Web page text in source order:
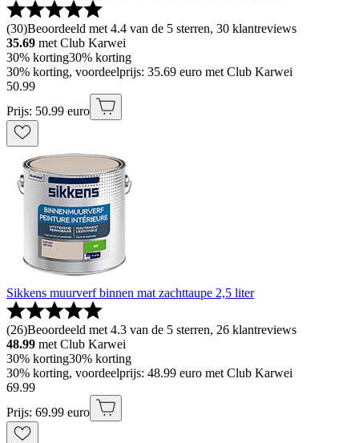
(30)Beoordeeld met 4.4 van de 5 sterren, 30 klantreviews
35.69 met Club Karwei
30% korting30% korting
30% korting, voordeelprijs: 35.69 euro met Club Karwei
50.99
Prijs: 50.99 euro
Sikkens muurverf binnen mat zachttaupe 2,5 liter
(26)Beoordeeld met 4.3 van de 5 sterren, 26 klantreviews
48.99 met Club Karwei
30% korting30% korting
30% korting, voordeelprijs: 48.99 euro met Club Karwei
69.99
Prijs: 69.99 euro